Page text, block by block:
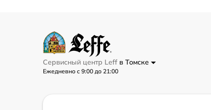
Сервисный центр Leff в Томске
Ежедневно с 9:00 до 21:00